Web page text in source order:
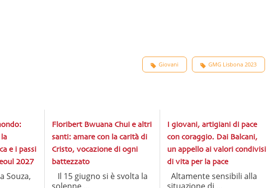
GMG Lisbona 2023
Giovani
e i passi
2027
Souza,
Floribert Bwuana Chui e altri
santi: amare con la carità di
Cristo, vocazione di ogni
battezzato
Il 15 giugno si è svolta la
I giovani, artigiani di pace
con coraggio. Dai Balcani,
un appello ai valori condivisi
di vita per la pace
Altamente sensibili alla